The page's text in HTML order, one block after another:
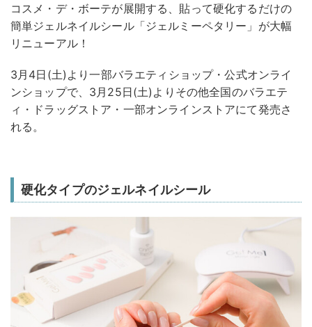
コスメ・デ・ボーテが展開する、貼って硬化するだけの
簡単ジェルネイルシール「ジェルミーペタリー」が大幅
リニューアル！
3月4日(土)より一部バラエティショップ・公式オンライ
ンショップで、3月25日(土)よりその他全国のバラエテ
ィ・ドラッグストア・一部オンラインストアにて発売さ
れる。
硬化タイプのジェルネイルシール